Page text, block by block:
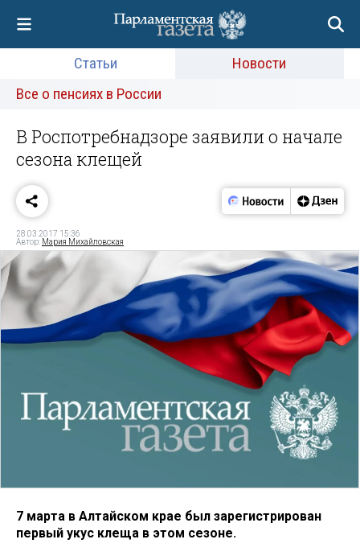
Статьи
Новости
Все о пенсиях в России
В Роспотребнадзоре заявили о начале
сезона клещей
28.03.2017 15:36
Автор: Мария Михайловская
7 марта в Алтайском крае был зарегистрирован
первый укус клеща в этом сезоне.